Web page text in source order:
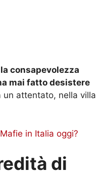
consapevolezza
mai fatto desistere
un attentato, nella villa
in Italia oggi?
di